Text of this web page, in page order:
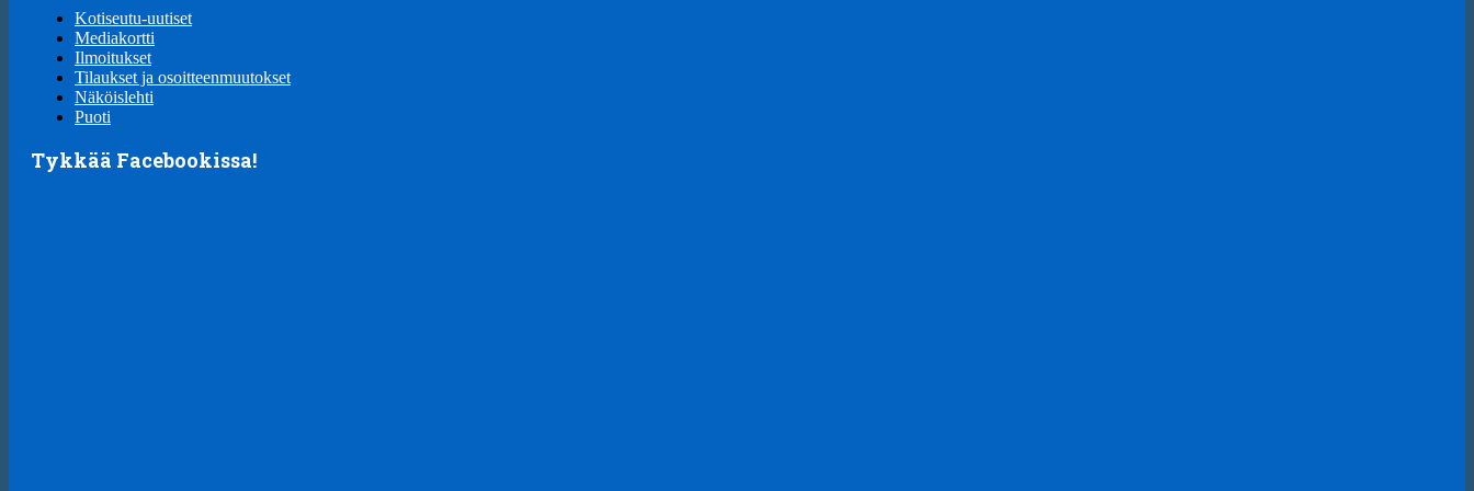
Kotiseutu-uutiset
Mediakortti
Ilmoitukset
Tilaukset ja osoitteenmuutokset
Näköislehti
Puoti
Tykkää Facebookissa!